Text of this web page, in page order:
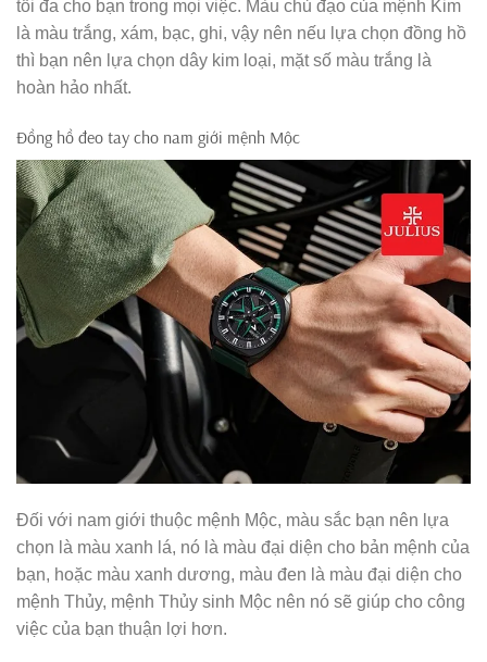
tối đa cho bạn trong mọi việc. Màu chủ đạo của mệnh Kim
là màu trắng, xám, bạc, ghi, vậy nên nếu lựa chọn đồng hồ
thì bạn nên lựa chọn dây kim loại, mặt số màu trắng là
hoàn hảo nhất.
Đồng hồ đeo tay cho nam giới mệnh Mộc
Đối với nam giới thuộc mệnh Mộc, màu sắc bạn nên lựa
chọn là màu xanh lá, nó là màu đại diện cho bản mệnh của
bạn, hoặc màu xanh dương, màu đen là màu đại diện cho
mệnh Thủy, mệnh Thủy sinh Mộc nên nó sẽ giúp cho công
việc của bạn thuận lợi hơn.